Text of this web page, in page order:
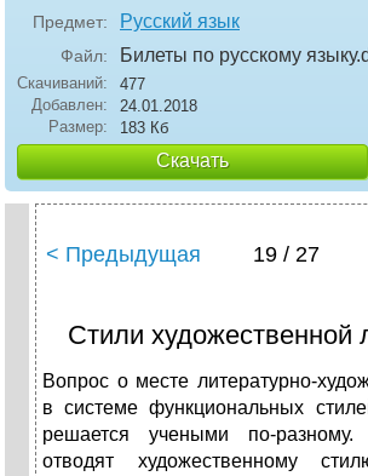
Предмет: Русский язык
Файл: Билеты по русскому языку
Скачиваний:
477
Добавлен:
24.01.2018
Размер:
183 Кб
Скачать
< Предыдущая 19 / 27
Стили художественной
Вопрос о месте литературно-
в системе функциональных
решается учеными по-
отводят художественному